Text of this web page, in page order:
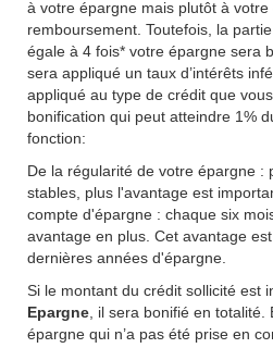
à votre épargne mais plutôt à votre
remboursement. Toutefois, la
égale à 4 fois* votre épargne sera
sera appliqué un taux d’intérêts
appliqué au type de crédit que
bonification qui peut atteindre 1%
fonction:
De la régularité de votre épargne :
stables, plus l'avantage est
compte d'épargne : chaque six
avantage en plus. Cet avantage
dernières années d'épargne.
Si le montant du crédit sollicité est
Epargne , il sera bonifié en
épargne qui n’a pas été prise en